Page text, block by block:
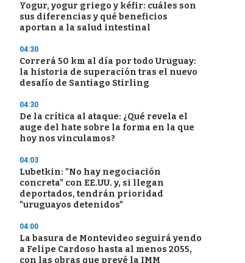
Yogur, yogur griego y kéfir: cuáles son
sus diferencias y qué beneficios
aportan a la salud intestinal
04:30
Correrá 50 km al día por todo Uruguay:
la historia de superación tras el nuevo
desafío de Santiago Stirling
04:30
De la crítica al ataque: ¿Qué revela el
auge del hate sobre la forma en la que
hoy nos vinculamos?
04:03
Lubetkin: "No hay negociación
concreta" con EE.UU. y, si llegan
deportados, tendrán prioridad
"uruguayos detenidos"
04:00
La basura de Montevideo seguirá yendo
a Felipe Cardoso hasta al menos 2055,
con las obras que prevé la IMM